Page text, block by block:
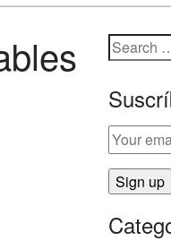
Search for: